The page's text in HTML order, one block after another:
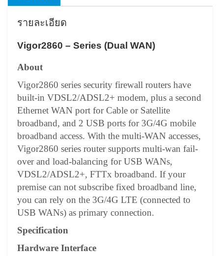
รายละเอียด
Vigor2860 – Series (Dual WAN)
About
Vigor2860 series security firewall routers have
built-in VDSL2/ADSL2+ modem, plus a second
Ethernet WAN port for Cable or Satellite
broadband, and 2 USB ports for 3G/4G mobile
broadband access. With the multi-WAN accesses,
Vigor2860 series router supports multi-wan fail-
over and load-balancing for USB WANs,
VDSL2/ADSL2+, FTTx broadband. If your
premise can not subscribe fixed broadband line,
you can rely on the 3G/4G LTE (connected to
USB WANs) as primary connection.
Specification
Hardware Interface